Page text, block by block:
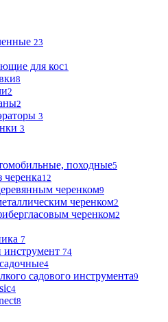
23
для кос1
8
2
2
3
3
походные5
черенка12
черенком9
черенком2
черенком2
7
74
4
садового инструмента9
4
8